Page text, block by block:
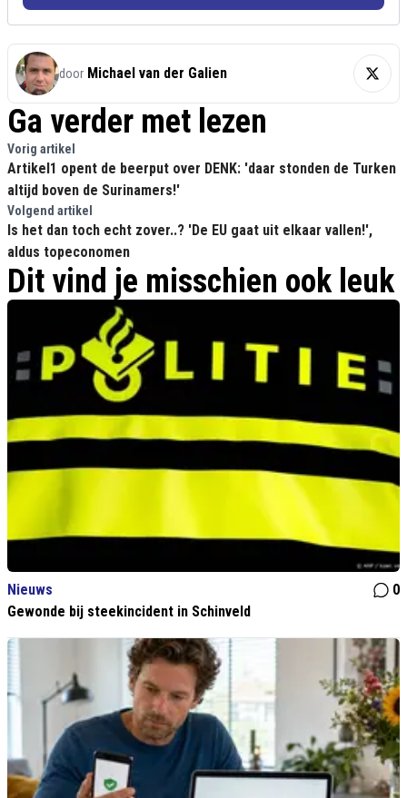
door Michael van der Galien
Ga verder met lezen
Vorig artikel
Artikel1 opent de beerput over DENK: 'daar stonden de Turken
altijd boven de Surinamers!'
Volgend artikel
Is het dan toch echt zover..? 'De EU gaat uit elkaar vallen!',
aldus topeconomen
Dit vind je misschien ook leuk
Nieuws
0
Gewonde bij steekincident in Schinveld